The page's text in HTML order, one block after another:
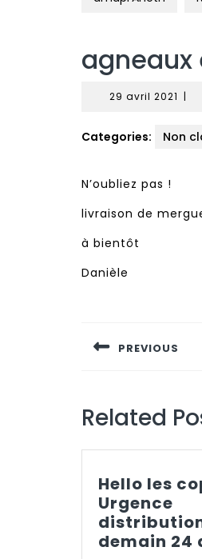
agneaux
29 avril 2021 29|
Categories: Non
N’oubliez pas !
livraison de
à bientôt
Danièle
de PREVIOUS
Related
Hello les
Urgence
demain 24